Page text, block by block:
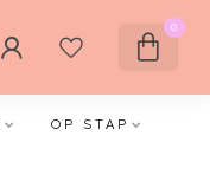
0
OP STAP